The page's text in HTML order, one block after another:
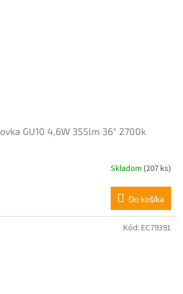
GU10 4,6W 355lm 36° 2700k
Skladom (207 ks)
Do košíka
Kód: EC79391